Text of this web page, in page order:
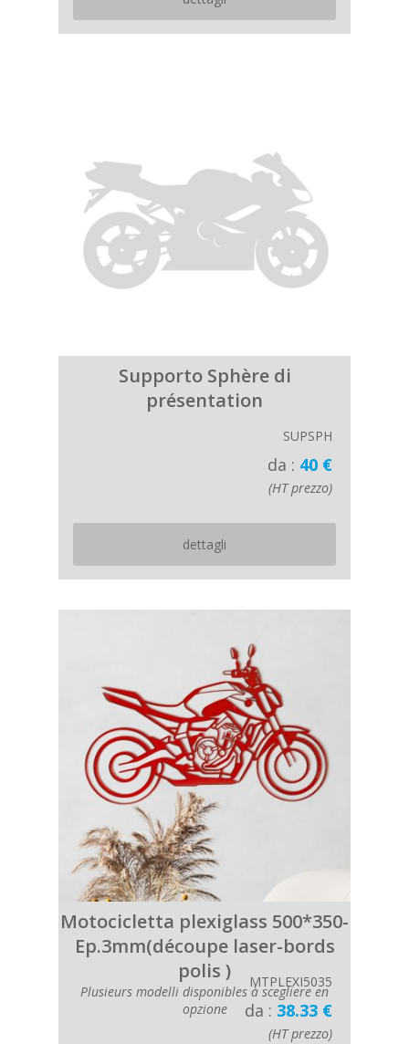
Supporto Sphère di
présentation
SUPSPH
da : 40 €
(HT prezzo)
dettagli
Motocicletta plexiglass 500*350-
Ep.3mm(découpe laser-bords
polis )
Plusieurs modelli disponibles à scegliere en
opzione
MTPLEXI5035
da : 38.33 €
(HT prezzo)